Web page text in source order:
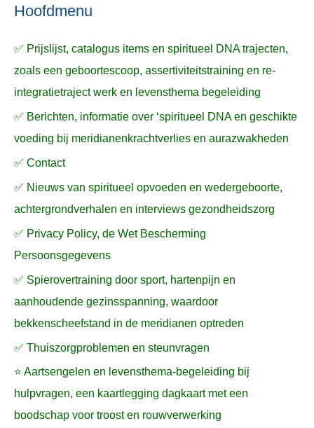
na
r
:
Hoofdmenu
✅ Prijslijst, catalogus items en spiritueel DNA trajecten,
zoals een geboortescoop, assertiviteitstraining en re-
integratietraject werk en levensthema begeleiding
✅ Berichten, informatie over ‘spiritueel DNA en geschikte
voeding bij meridianenkrachtverlies en aurazwakheden
✅ Contact
✅ Nieuws van spiritueel opvoeden en wedergeboorte,
achtergrondverhalen en interviews gezondheidszorg
✅ Privacy Policy, de Wet Bescherming
Persoonsgegevens
✅ Spierovertraining door sport, hartenpijn en
aanhoudende gezinsspanning, waardoor
bekkenscheefstand in de meridianen optreden
✅ Thuiszorgproblemen en steunvragen
⭐ Aartsengelen en levensthema-begeleiding bij
hulpvragen, een kaartlegging dagkaart met een
boodschap voor troost en rouwverwerking
n